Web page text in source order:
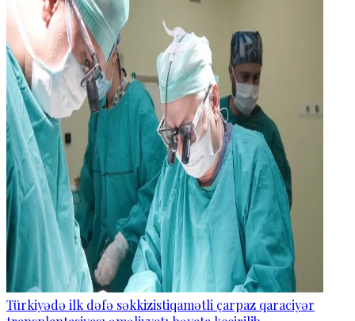
Türkiyədə ilk dəfə səkkizistiqamətli çarpaz qaraciyər